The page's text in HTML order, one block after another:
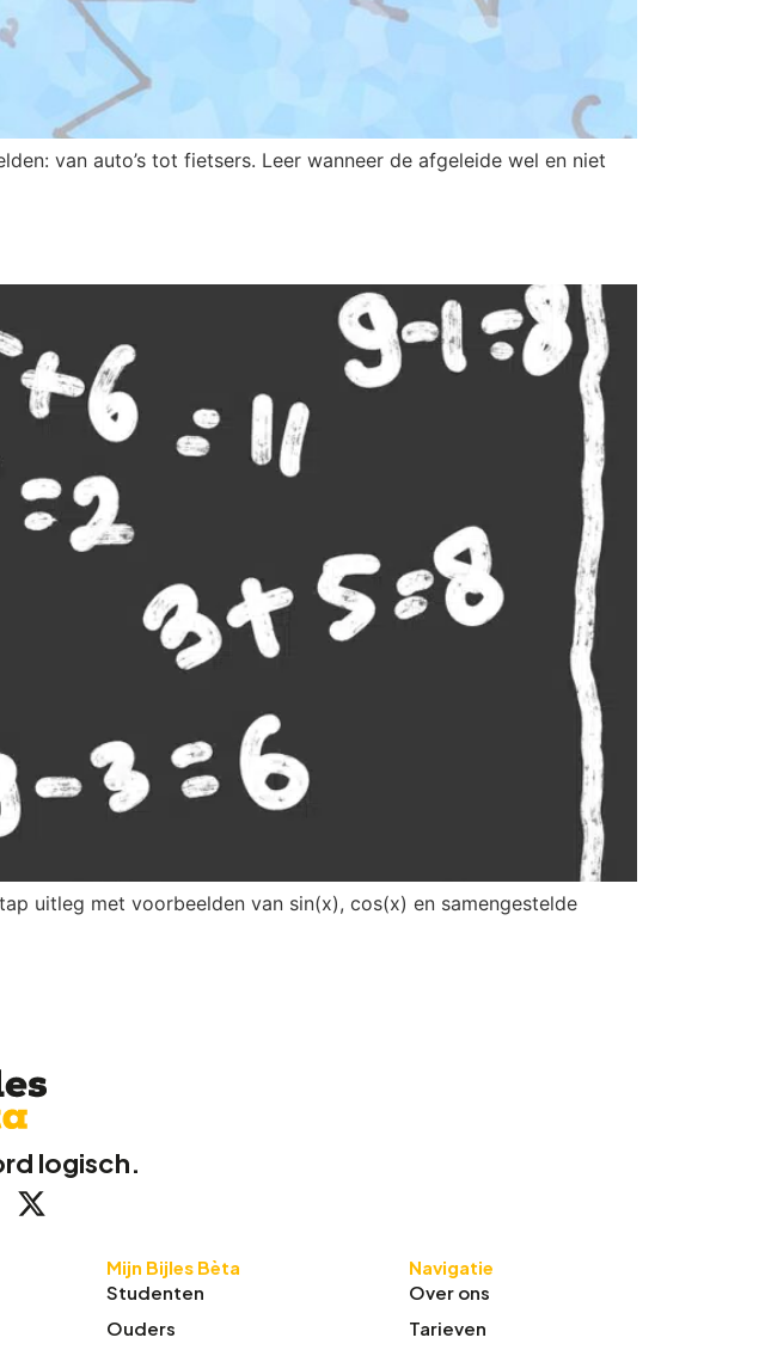
van auto’s tot fietsers. Leer wanneer de afgeleide wel en niet
uitleg met voorbeelden van sin(x), cos(x) en samengestelde
logisch.
Mijn Bijles Bèta
Studenten
Ouders
Navigatie
Over ons
Tarieven